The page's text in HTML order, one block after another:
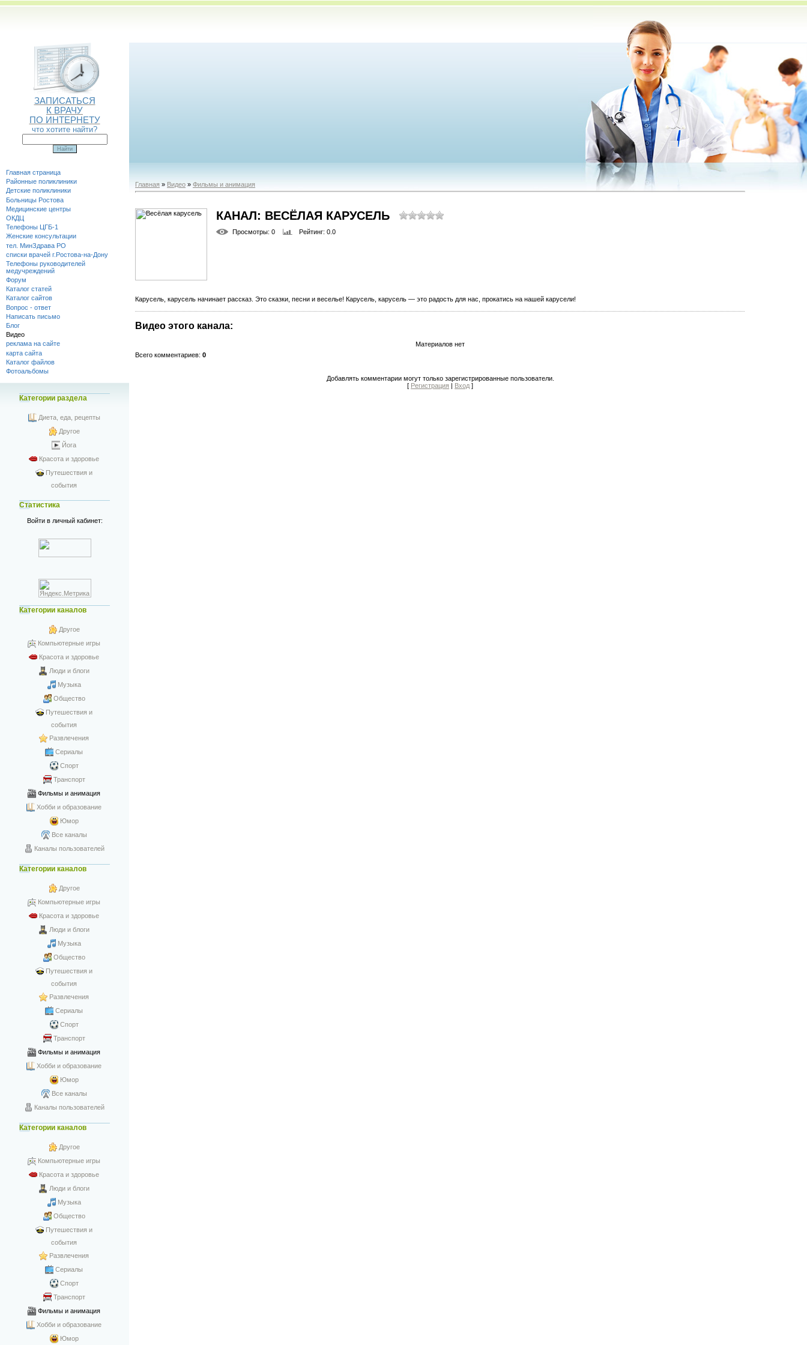
ЗАПИСАТЬСЯ
К ВРАЧУ
ПО ИНТЕРНЕТУ
что хотите найти?
Главная страница
Районные поликлиники
Детские поликлиники
Больницы Ростова
Медицинские центры
ОКДЦ
Телефоны ЦГБ-1
Женские консультации
тел. МинЗдрава РО
списки врачей г.Ростова-на-Дону
Телефоны руководителей
медучреждений
Форум
Каталог статей
Каталог сайтов
Вопрос - ответ
Написать письмо
Блог
Видео
реклама на сайте
карта сайта
Каталог файлов
Фотоальбомы
Категории раздела
Диета, еда, рецепты
Другое
Йога
Красота и здоровье
Путешествия и
события
Статистика
Войти в личный кабинет:
Категории каналов
Другое
Компьютерные игры
Красота и здоровье
Люди и блоги
Музыка
Общество
Путешествия и
события
Развлечения
Сериалы
Спорт
Транспорт
Фильмы и анимация
Хобби и образование
Юмор
Все каналы
Каналы пользователей
Категории каналов
Другое
Компьютерные игры
Красота и здоровье
Люди и блоги
Музыка
Общество
Путешествия и
события
Развлечения
Сериалы
Спорт
Транспорт
Фильмы и анимация
Хобби и образование
Юмор
Все каналы
Каналы пользователей
Категории каналов
Другое
Компьютерные игры
Красота и здоровье
Люди и блоги
Музыка
Общество
Путешествия и
события
Развлечения
Сериалы
Спорт
Транспорт
Фильмы и анимация
Хобби и образование
Юмор
Главная » Видео »Фильмы и анимация
КАНАЛ: ВЕСЁЛАЯ КАРУСЕЛЬ
Просмотры: 0 Рейтинг: 0.0
Карусель, карусель начинает рассказ. Это сказки, песни и веселье! Карусель, карусель — это радость для нас, прокатись на нашей карусели!
Видео этого канала:
Материалов нет
Всего комментариев:0
Добавлять комментарии могут только зарегистрированные пользователи.
[ Регистрация | Вход ]